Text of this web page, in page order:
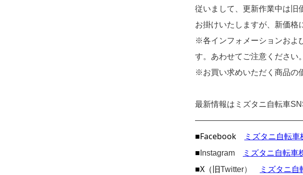
従いまして、更新作業中は旧
お掛けいたしますが、新価格
※各インフォメーションおよ
す。あわせてご注意ください。
※お買い求めいただく商品の
最新情報はミズタニ自転車
■Facebook ミズタニ自転
■ Instagram ミズタニ自転車
■X（旧Twitter） ミズタニ